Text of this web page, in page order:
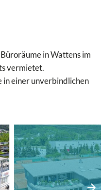
in Wattens im
vermietet.
in einer unverbindlichen